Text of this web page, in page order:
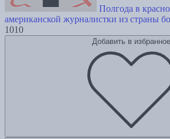
Полгода в
американской журналистки из страны
1010
Добавить в избранное